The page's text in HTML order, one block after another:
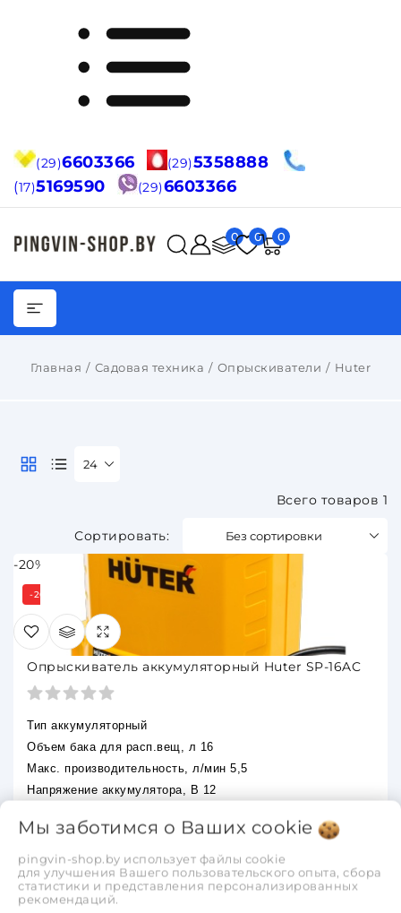
(29)6603366 (29)5358888
(17)5169590 (29)6603366
0 0 0
Главная Садовая техника Опрыскиватели Huter
Без сортировки
Всего товаров 1
24
-20%
-20% Под заказ 3 дня
Опрыскиватель аккумуляторный Huter SP-16AC
Тип аккумуляторный
Объем бака для расп.вещ, л 16
Макс. производительность, л/мин 5,5
Напряжение аккумулятора, В 12
Вес, кг 5,5
223,72 руб. 178,98 руб.
Мы заботимся о Ваших cookie
pingvin-shop.by использует файлы cookie
для улучшения Вашего пользовательского опыта, сбора
статистики и представления персонализированных
рекомендаций.